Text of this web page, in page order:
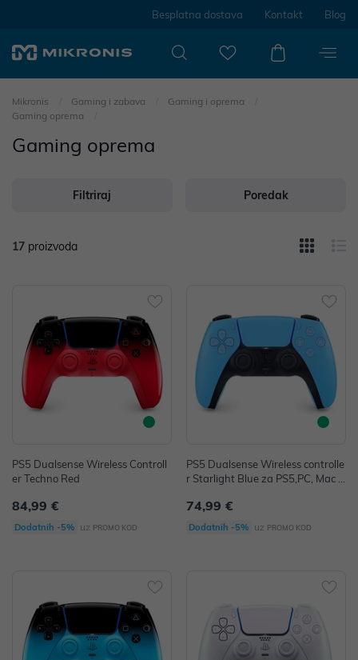
Besplatna dostava Kontakt Blog
Mikronis Gaming i zabava
Gaming i oprema
Gaming oprema
Gaming oprema
Filtriraj Poredak
17 proizvoda
PS5 Dualsense Wireless Controll
er Techno Red
84,99 €
Dodatnih -5% uz PROMO KOD
PS5 Dualsense Wireless controlle
r Starlight Blue za PS5,PC, Mac i
74,99 €
Dodatnih -5% uz PROMO KOD